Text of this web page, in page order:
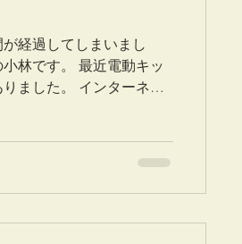
経過してしまいまし
林です。 最近電動キッ
ました。 インターネッ